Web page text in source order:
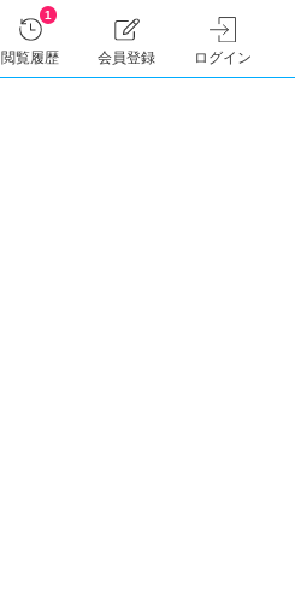
1
閲覧履歴 会員登録 ログイン